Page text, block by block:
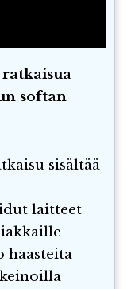
softan
sisältää
laitteet
haasteita